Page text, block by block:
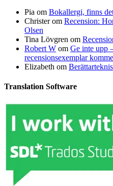
Pia om Bokallergi, finns
Christerom Recension:
Olsen
Tina Lövgren om
Robert W om Ge inte upp
recensionsexemplar
Elizabeth om
Translation Software